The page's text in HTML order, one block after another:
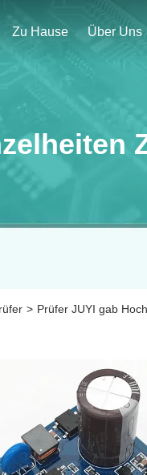
Zu Hause Über Uns
> Prüfer JUYI gab